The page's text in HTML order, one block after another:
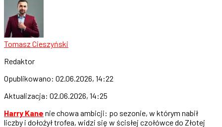
Tomasz Cieszyński
Redaktor
Opublikowano: 02.06.2026, 14:22
Aktualizacja: 02.06.2026, 14:25
Harry Kane nie chowa ambicji: po sezonie, w którym nabił
liczby i dołożył trofea, widzi się w ścisłej czołówce do Złotej